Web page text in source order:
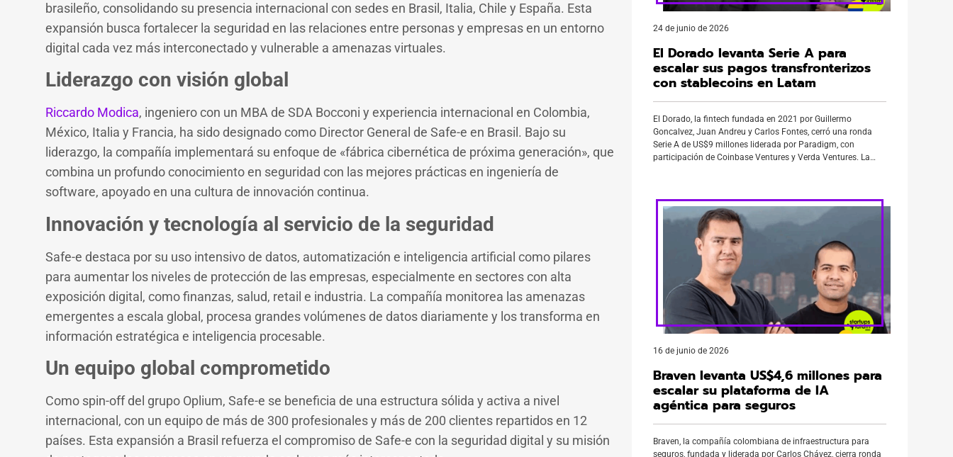
brasileño, consolidando su presencia internacional con sedes en Brasil, Italia, Chile y España. Esta
expansión busca fortalecer la seguridad en las relaciones entre personas y empresas en un entorno
digital cada vez más interconectado y vulnerable a amenazas virtuales.
Liderazgo con visión global
Riccardo Modica, ingeniero con un MBA de SDA Bocconi y experiencia internacional en Colombia,
México, Italia y Francia, ha sido designado como Director General de Safe-e en Brasil. Bajo su
liderazgo, la compañía implementará su enfoque de «fábrica cibernética de próxima generación», que
combina un profundo conocimiento en seguridad con las mejores prácticas en ingeniería de
software, apoyado en una cultura de innovación continua.
Innovación y tecnología al servicio de la seguridad
Safe-e destaca por su uso intensivo de datos, automatización e inteligencia artificial como pilares
para aumentar los niveles de protección de las empresas, especialmente en sectores con alta
exposición digital, como finanzas, salud, retail e industria. La compañía monitorea las amenazas
emergentes a escala global, procesa grandes volúmenes de datos diariamente y los transforma en
información estratégica e inteligencia procesable.
Un equipo global comprometido
Como spin-off del grupo Oplium, Safe-e se beneficia de una estructura sólida y activa a nivel
internacional, con un equipo de más de 300 profesionales y más de 200 clientes repartidos en 12
países. Esta expansión a Brasil refuerza el compromiso de Safe-e con la seguridad digital y su misión
24 de junio de 2026
El Dorado levanta Serie A para
escalar sus pagos transfronterizos
con stablecoins en Latam
El Dorado, la fintech fundada en 2021 por Guillermo
Goncalvez, Juan Andreu y Carlos Fontes, cerró una ronda
Serie A de US$9 millones liderada por Paradigm, con
participación de Coinbase Ventures y Verda Ventures. La
16 de junio de 2026
Braven levanta US$4,6 millones para
escalar su plataforma de IA
agéntica para seguros
Braven, la compañía colombiana de infraestructura para
seguros, fundada y liderada por Carlos Chávez, cierra ronda